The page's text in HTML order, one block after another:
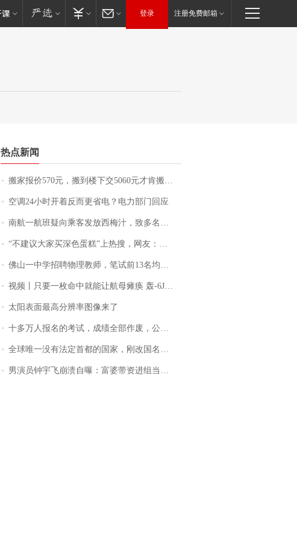
登录 注册免费邮箱
热点新闻
搬家报价570元，搬到楼下交5060元才肯搬上楼！女子傻眼了……
空调24小时开着反而更省电？电力部门回应
南航一航班疑向乘客发放西梅汁，致多名乘客在飞行途中排队上厕所！乘客：机上100多人只有2个厕所；客服回应：并非每架飞机都会发放西梅汁
“不建议大家买深色蛋糕”上热搜，网友：天塌了！
佛山一中学招聘物理教师，笔试前13名均遭淘汰？教育局：已叫停招聘，成立调查组全面核查
视频丨只要一枚命中就能让航母瘫痪 轰-6J实力有多强？
太阳表面最高分辨率图像来了
十多万人报名的考试，成绩全部作废，公平么？
全球唯一没有法定首都的国家，刚改国名，总统就邀请中国大使骑行绕了几乎整个国境线一圈，还曾两次到中国寻根
男演员钟宇飞崩溃自曝：富婆带资进组当女主角，50多集短剧强加60余场吻戏......不敢得罪只能强忍